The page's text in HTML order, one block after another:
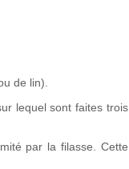
de lin).
lequel sont faites trois
par la filasse. Cette